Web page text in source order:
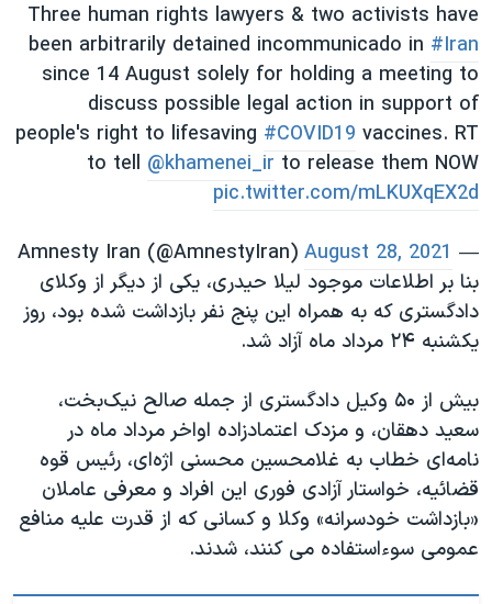
Three human rights lawyers & two activists have
been arbitrarily detained incommunicado in #Iran
since 14 August solely for holding a meeting to
discuss possible legal action in support of
people's right to lifesaving #COVID19 vaccines. RT
to tell @khamenei_ir to release them NOW
pic.twitter.com/mLKUXqEX2d
— Amnesty Iran (@AmnestyIran)
August 28, 2021
بنا بر اطلاعات موجود لیلا حیدری، ‌یکی از دیگر از وکلای
دادگستری که به همراه این پنج نفر بازداشت شده بود،‌ روز
یکشنبه ۲۴ مرداد ماه آزاد شد.
بیش از ۵۰ وکیل دادگستری از جمله صالح نیک‌بخت،‌
سعید دهقان، و مزدک اعتمادزاده اواخر مرداد ماه در
نامه‌ای خطاب به غلامحسین محسنی اژه‌ای، رئیس قوه
قضائیه، خواستار آزادی فوری این افراد و معرفی عاملان
«بازداشت خودسرانه» وکلا و کسانی که از قدرت علیه منافع
عمومی سوءاستفاده می کنند، شدند.